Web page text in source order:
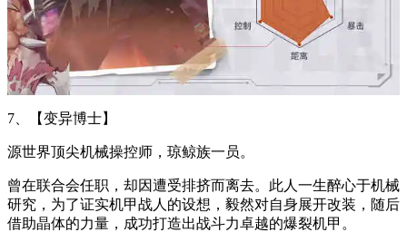
7、【变异博士】
源世界顶尖机械操控师，琼鲸族一员。
曾在联合会任职，却因遭受排挤而离去。此人一生醉心于机械
研究，为了证实机甲战人的设想，毅然对自身展开改装，随后
借助晶体的力量，成功打造出战斗力卓越的爆裂机甲。